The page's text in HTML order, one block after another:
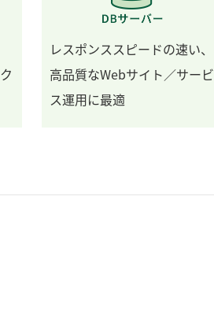
レスポンススピードの速い、
高品質なWebサイト／サービ
ス運用に最適